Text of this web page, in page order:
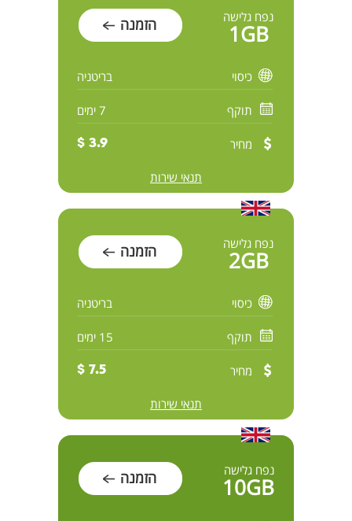
נפח גלישה
1GB הזמנה
כיסוי בריטניה
תוקף 7 ימים
מחיר 3.9 $
תנאי שירות
נפח גלישה
2GB הזמנה
כיסוי בריטניה
תוקף 15 ימים
מחיר 7.5 $
תנאי שירות
נפח גלישה
10GB הזמנה